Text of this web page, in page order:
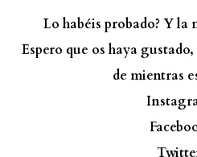
Lo habéis probado? Y la
Espero que os haya
de mientras